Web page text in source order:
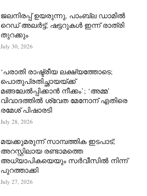
ജലനിരപ്പ് ഉയരുന്നു, പാംബ്ല ഡാമിൽ
റെഡ് അലർട്ട്; ഷട്ടറുകൾ ഇന്ന് രാത്രി
തുറക്കും
July 30, 2026
‘പരാതി രാഷ്ട്രീയ ലക്ഷ്യത്തോടെ;
പൊതുപ്രതിച്ഛായയ്ക്ക്
മങ്ങലേല്‍പ്പിക്കാന്‍ നീക്കം’; ‘അമ്മ’
വിവാദത്തില്‍ ശ്വേത മേനോന് എതിരെ
രമേശ് പിഷാരടി
July 28, 2026
മയക്കുമരുന്ന് സാമ്പത്തിക ഇടപാട്;
അറസ്റ്റിലായ രണ്ടാമത്തെ
അധ്യാപികയെയും സർവീസിൽ നിന്ന്
പുറത്താക്കി
July 27, 2026